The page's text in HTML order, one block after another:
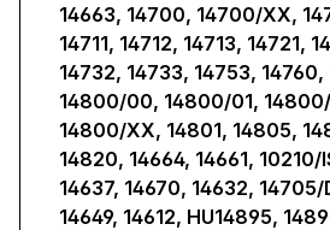
14663, 14700, 14700/XX,
14711, 14712, 14713, 14721,
14732, 14733, 14753,
14800/00, 14800/01,
14800/XX, 14801, 14805,
14820, 14664, 14661, 10210/
14637, 14670, 14632,
14649, 14612, HU14895,